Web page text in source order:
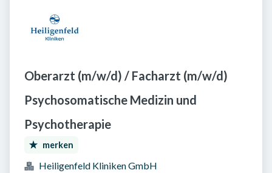
Oberarzt (m/w/d) / Facharzt (m/w/d)
Psychosomatische Medizin und
Psychotherapie
merken
Heiligenfeld Kliniken GmbH